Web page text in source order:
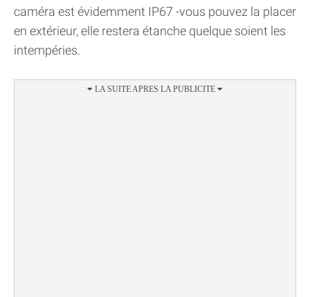
caméra est évidemment IP67 -vous pouvez la placer
en extérieur, elle restera étanche quelque soient les
intempéries.